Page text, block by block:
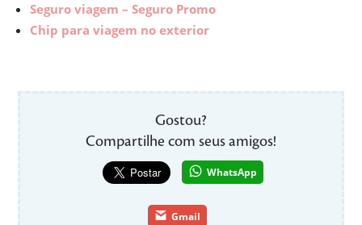
Seguro viagem – Seguro Promo
Chip para viagem no exterior
Gostou?
Compartilhe com seus amigos!
WhatsApp
Gmail